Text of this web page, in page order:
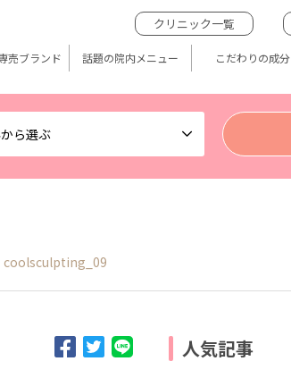
ら選ぶ
クリニック一覧
売ブランド 話題の院内メニュー こだわりの成分
coolsculpting_09
人気記事